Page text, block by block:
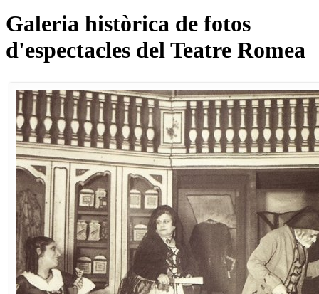
Galeria històrica de fotos
d'espectacles del Teatre Romea